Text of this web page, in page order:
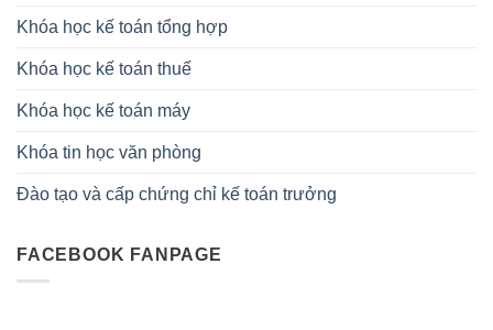
Khóa học kế toán tổng hợp
Khóa học kế toán thuế
Khóa học kế toán máy
Khóa tin học văn phòng
Đào tạo và cấp chứng chỉ kế toán trưởng
FACEBOOK FANPAGE